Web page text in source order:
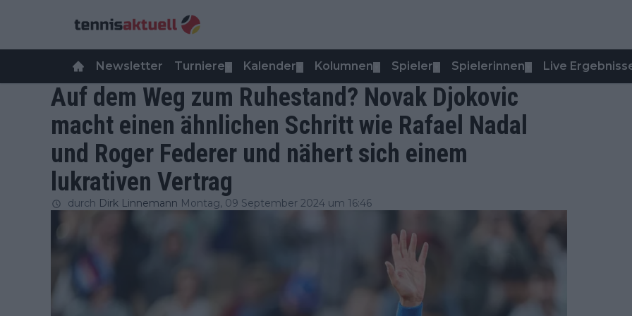
Newsletter Turniere Kalender Kolumnen Spieler Spielerinnen Live
Auf dem Weg zum Ruhestand? Novak Djokovic
macht einen ähnlichen Schritt wie Rafael Nadal
und Roger Federer und nähert sich einem
lukrativen Vertrag
durch Dirk Linnemann Montag, 09 September 2024 um 16:46